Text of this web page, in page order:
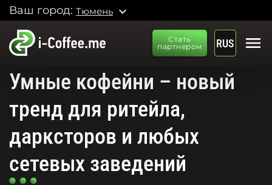
Ваш город: Тюмень expand_more
Стать
партнером
RUS menu
Умные кофейни – новый
тренд для ритейла,
дарксторов и любых
сетевых заведений